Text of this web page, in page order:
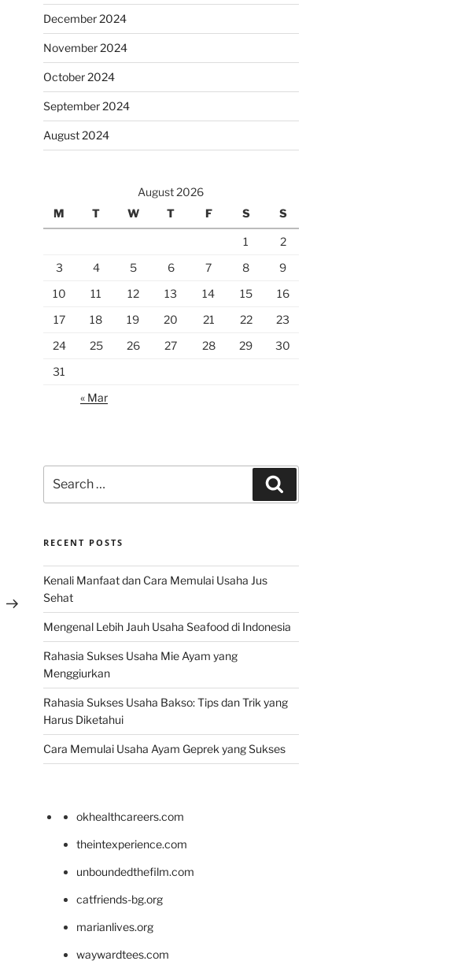
December 2024
November 2024
October 2024
September 2024
August 2024
August 2026
M
T W T F S S
1
2
3
4 5 6 7 8
9
10
11 12 13 14 15
16
17
18 19 20 21 22
23
24
25 26 27 28 29
30
31
« Mar
for:
RECENT POSTS
Kenali Manfaat dan Cara Memulai Usaha Jus
Sehat
Mengenal Lebih Jauh Usaha Seafood di Indonesia
Rahasia Sukses Usaha Mie Ayam yang
Menggiurkan
Rahasia Sukses Usaha Bakso: Tips dan Trik yang
Harus Diketahui
Cara Memulai Usaha Ayam Geprek yang Sukses
okhealthcareers.com
theintexperience.com
unboundedthefilm.com
catfriends-bg.org
marianlives.org
waywardtees.com